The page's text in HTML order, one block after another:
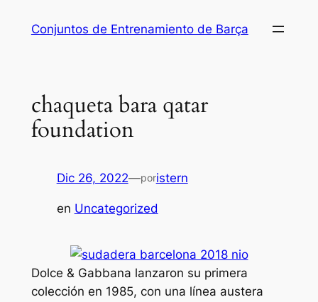
Conjuntos de Entrenamiento de Barça
chaqueta bara qatar
foundation
Dic 26, 2022—poristern
en Uncategorized
Dolce & Gabbana lanzaron su primera
colección en 1985, con una línea austera